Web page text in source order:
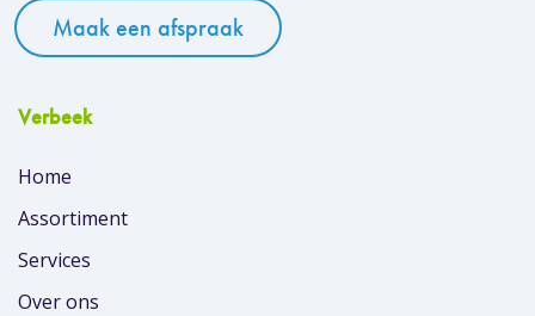
Maak een afspraak
Verbeek
Home
Assortiment
Services
Over ons